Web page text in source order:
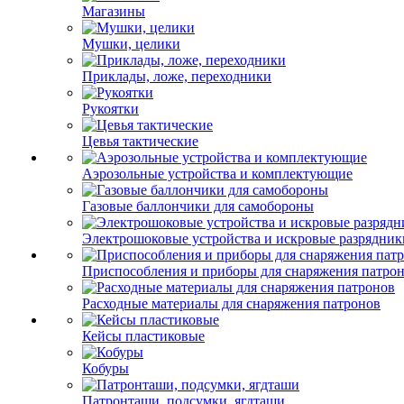
Магазины
Мушки, целики
Приклады, ложе, переходники
Рукоятки
Цевья тактические
Аэрозольные устройства и комплектующие
Газовые баллончики для самобороны
Электрошоковые устройства и искровые
Приспособления и приборы для снаряжения
Расходные материалы для снаряжения патронов
Кейсы пластиковые
Кобуры
Патронташи, подсумки, ягдташи